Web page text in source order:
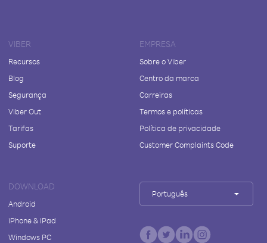
VIBER
Recursos
Blog
Segurança
Viber Out
Tarifas
Suporte
EMPRESA
Sobre o Viber
Centro da marca
Carreiras
Termos e políticas
Política de privacidade
Customer Complaints Code
DOWNLOAD
Android
iPhone & iPad
Windows PC
Português